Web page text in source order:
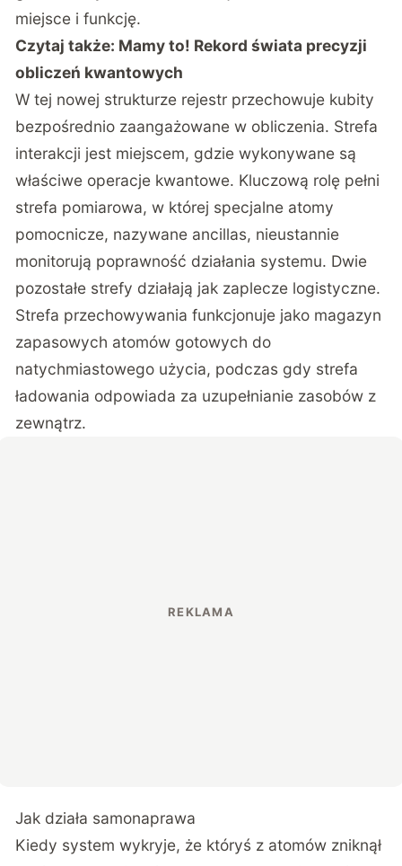
miejsce i funkcję.
Czytaj także: Mamy to! Rekord świata precyzji
obliczeń kwantowych
W tej nowej strukturze rejestr przechowuje kubity
bezpośrednio zaangażowane w obliczenia. Strefa
interakcji jest miejscem, gdzie wykonywane są
właściwe operacje kwantowe. Kluczową rolę pełni
strefa pomiarowa, w której specjalne atomy
pomocnicze, nazywane ancillas, nieustannie
monitorują poprawność działania systemu. Dwie
pozostałe strefy działają jak zaplecze logistyczne.
Strefa przechowywania funkcjonuje jako magazyn
zapasowych atomów gotowych do
natychmiastowego użycia, podczas gdy strefa
ładowania odpowiada za uzupełnianie zasobów z
zewnątrz.
Jak działa samonaprawa
Kiedy system wykryje, że któryś z atomów zniknął